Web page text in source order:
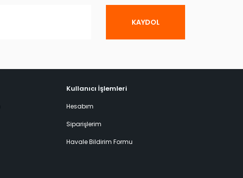
KAYDOL
Kullanıcı İşlemleri
Hesabım
Siparişlerim
Havale Bildirim Formu